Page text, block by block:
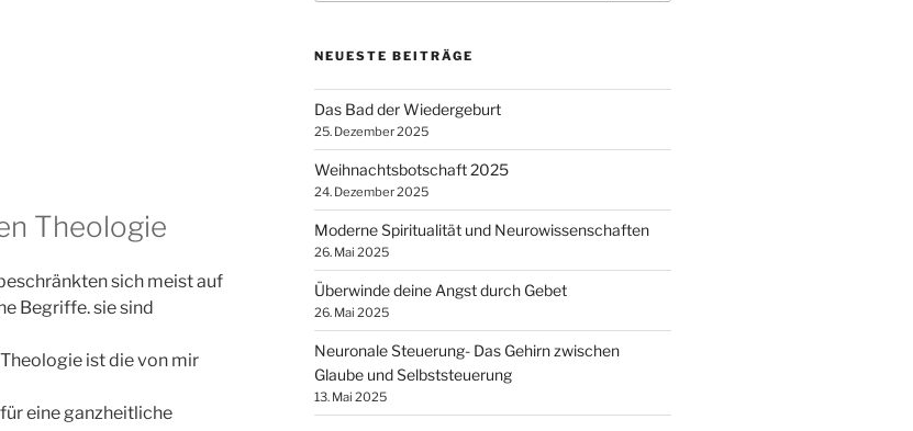
Theologie
sich meist auf
Begriffe. sie sind
ist die von mir
eine ganzheitliche
NEUESTE BEITRÄGE
Das Bad der Wiedergeburt
25. Dezember 2025
Weihnachtsbotschaft 2025
24. Dezember 2025
Moderne Spiritualität und Neurowissenschaften
26. Mai 2025
Überwinde deine Angst durch Gebet
26. Mai 2025
Neuronale Steuerung- Das Gehirn zwischen
Glaube und Selbststeuerung
13. Mai 2025